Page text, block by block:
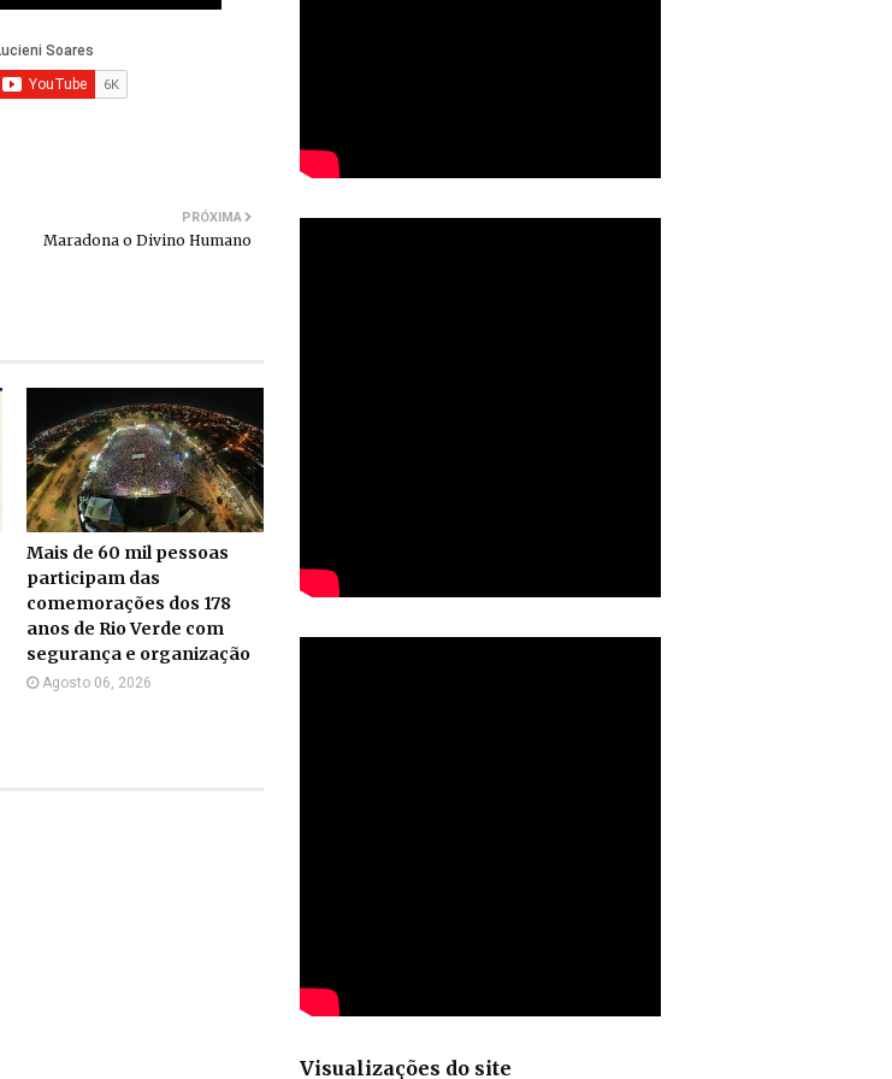
PRÓXIMA
Maradona o Divino Humano
Mais de 60 mil pessoas
participam das
comemorações dos 178
anos de Rio Verde com
segurança e organização
Agosto 06, 2026
Visualizações do site